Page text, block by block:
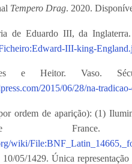
Tempero Drag. 2020.
de Eduardo III, da
III-king-
e Heitor. Vaso.
2015/06/28/na-
ordem de aparição): (1)
France.
wiki/
05/1429. Única